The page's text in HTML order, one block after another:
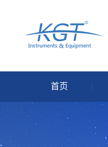
首页